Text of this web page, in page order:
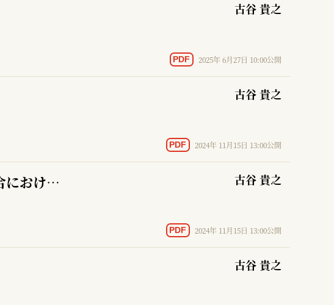
古谷 貴之
PDF 2025年 6月27日 10:00公開
古谷 貴之
PDF 2024年 11月15日 13:00公開
公職選挙法251条の規定により遡って市議会議員の職を失った場合における議員報酬等の返還 古谷 貴之
PDF 2024年 11月15日 13:00公開
古谷 貴之